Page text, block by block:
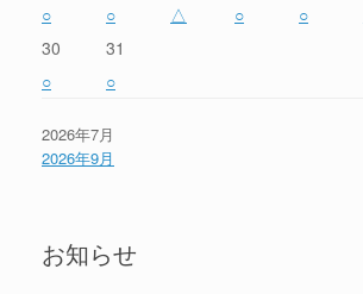
○
○
△
○
○
30
○
31
○
2026年7月
2026年9月
お知らせ